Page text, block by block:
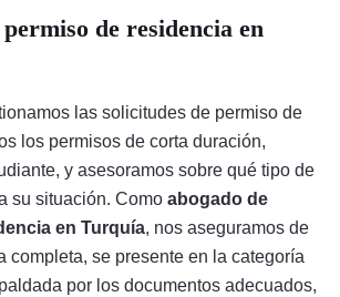
de residencia en
las solicitudes de permiso de
los permisos de corta duración,
y asesoramos sobre qué tipo de
su situación. Como abogado de
en Turquía, nos aseguramos de
completa, se presente en la categoría
por los documentos adecuados,